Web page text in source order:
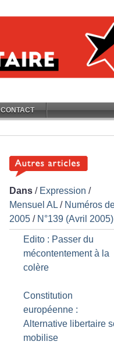
CONTACT
Dans / Expression /
Mensuel AL / Numéros
2005 / N°139 (Avril 2005)
Edito : Passer du
mécontentement à la
colère
Constitution
européenne :
Alternative libertaire
mobilise